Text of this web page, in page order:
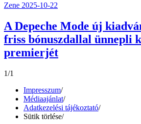
Zene 2025-10-22
A Depeche Mode új
friss bónuszdallal ünnepli
premierjét
1/1
Impresszum/
Médiaajánlat/
Adatkezelési tájékoztató/
Sütik törlése/